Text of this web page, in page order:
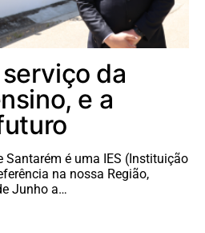
da
e a
Santarém é uma IES (Instituição
na nossa Região,
Junho a…